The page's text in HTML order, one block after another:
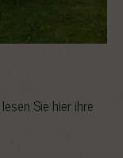
Sie hier ihre